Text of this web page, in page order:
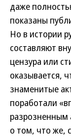
даже
показаны
Но в истории
составляют
цензура или
оказывается,
знаменитые
поработали
о том, что же,